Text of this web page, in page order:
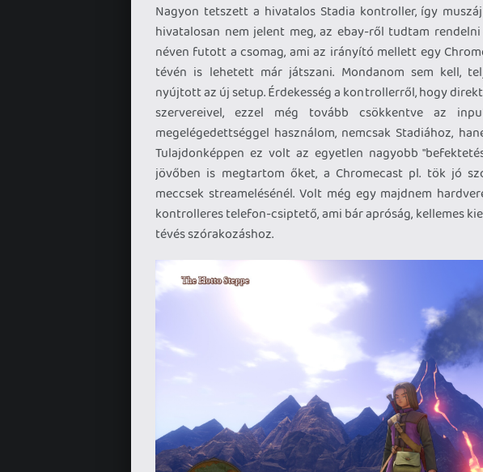
Nagyon tetszett a hivatalos Stadia kontroller, így
hivatalosan nem jelent meg, az ebay-ről tudtam
néven futott a csomag, ami az irányító mellett egy
tévén is lehetett már játszani. Mondanom sem kell,
nyújtott az új setup. Érdekesség a kontrollerről, hogy
szervereivel, ezzel még tovább csökkentve az
megelégedettséggel használom, nemcsak Stadiához,
Tulajdonképpen ez volt az egyetlen nagyobb
jövőben is megtartom őket, a Chromecast pl. tök jó
meccsek streamelésénél. Volt még egy majdnem
kontrolleres telefon-csiptető, ami bár apróság, kellemes
tévés szórakozáshoz.